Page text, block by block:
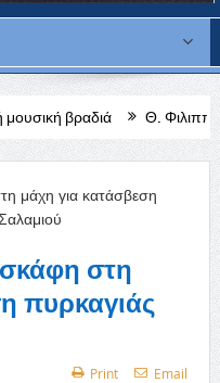
Θ. Φιλιππίδης: Από τις
στη
πυρκαγιάς
Print Email